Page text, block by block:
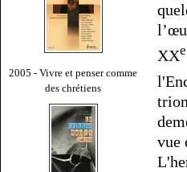
2005 - Vivre et penser comme
des chrétiens
XXe
vue